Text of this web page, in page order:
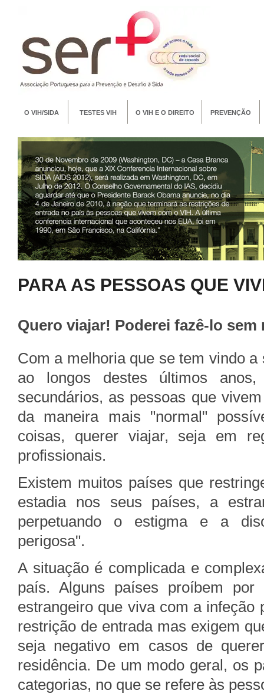
O VIH/SIDA TESTES VIH O VIH E O DIREITO PREVENÇÃO
PARA AS PESSOAS QUE
Quero viajar! Poderei fazê-lo
Com a melhoria que se tem vindo
ao longos destes últimos
secundários, as pessoas que
da maneira mais "normal"
coisas, querer viajar, seja em
profissionais.
Existem muitos países que
estadia nos seus países, a
perpetuando o estigma e a
perigosa".
A situação é complicada e
país. Alguns países proíbem
estrangeiro que viva com a
restrição de entrada mas exigem
seja negativo em casos de
residência. De um modo geral, os
categorias, no que se refere às